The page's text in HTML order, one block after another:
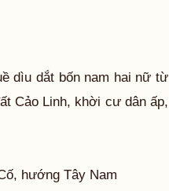
dìu dắt bốn nam hai nữ từ
Cảo Linh, khời cư dân ấp,
hướng Tây Nam